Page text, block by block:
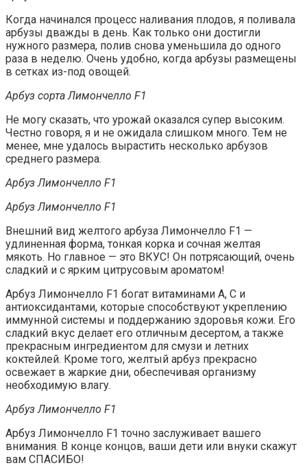
Когда начинался процесс наливания плодов, я поливала
арбузы дважды в день. Как только они достигли
нужного размера, полив снова уменьшила до одного
раза в неделю. Очень удобно, когда арбузы размещены
в сетках из-под овощей.
Арбуз сорта Лимончелло F1
Не могу сказать, что урожай оказался супер высоким.
Честно говоря, я и не ожидала слишком много. Тем не
менее, мне удалось вырастить несколько арбузов
среднего размера.
Арбуз Лимончелло F1
Арбуз Лимончелло F1
Внешний вид желтого арбуза Лимончелло F1 —
удлиненная форма, тонкая корка и сочная желтая
мякоть. Но главное — это ВКУС! Он потрясающий, очень
сладкий и с ярким цитрусовым ароматом!
Арбуз Лимончелло F1 богат витаминами A, C и
антиоксидантами, которые способствуют укреплению
иммунной системы и поддержанию здоровья кожи. Его
сладкий вкус делает его отличным десертом, а также
прекрасным ингредиентом для смузи и летних
коктейлей. Кроме того, желтый арбуз прекрасно
освежает в жаркие дни, обеспечивая организму
необходимую влагу.
Арбуз Лимончелло F1
Арбуз Лимончелло F1 точно заслуживает вашего
внимания. В конце концов, ваши дети или внуки скажут
вам СПАСИБО!